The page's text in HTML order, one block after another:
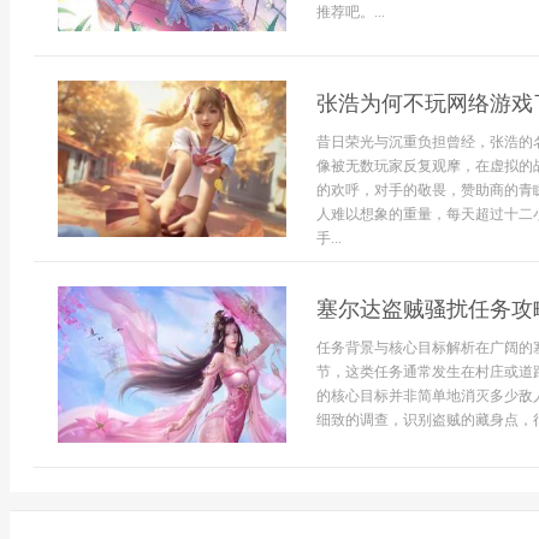
推荐吧。...
张浩为何不玩网络游
昔日荣光与沉重负担曾经，张浩
像被无数玩家反复观摩，在虚拟
的欢呼，对手的敬畏，赞助商的
人难以想象的重量，每天超过十
手...
塞尔达盗贼骚扰任务攻
任务背景与核心目标解析在广阔
节，这类任务通常发生在村庄或
的核心目标并非简单地消灭多少
细致的调查，识别盗贼的藏身点